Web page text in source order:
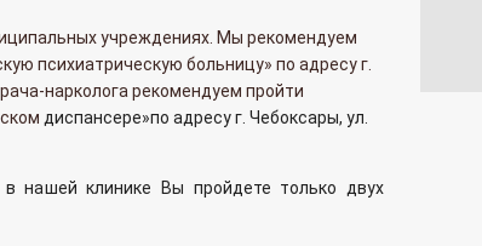
учреждениях. Мы рекомендуем
психиатрическую больницу» по адресу г.
нарколога рекомендуем пройти
диспансере»по адресу г. Чебоксары, ул.
в нашей клинике Вы пройдете только двух